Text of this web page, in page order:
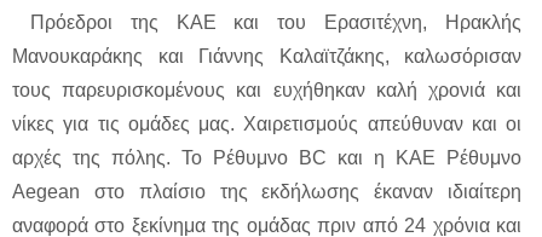
Πρόεδροι της ΚΑΕ και του Ερασιτέχνη, Ηρακλής
Μανουκαράκης και Γιάννης Καλαϊτζάκης, καλωσόρισαν
τους παρευρισκομένους και ευχήθηκαν καλή χρονιά και
νίκες για τις ομάδες μας. Χαιρετισμούς απεύθυναν και οι
αρχές της πόλης. Το Ρέθυμνο BC και η ΚΑΕ Ρέθυμνο
Aegean στο πλαίσιο της εκδήλωσης έκαναν ιδιαίτερη
αναφορά στο ξεκίνημα της ομάδας πριν από 24 χρόνια και